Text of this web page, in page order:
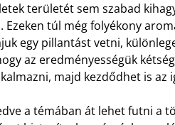
területét sem szabad
Ezeken túl még folyékony
egy pillantást vetni,
az eredményességük
majd kezdődhet is az
a témában át lehet futni a